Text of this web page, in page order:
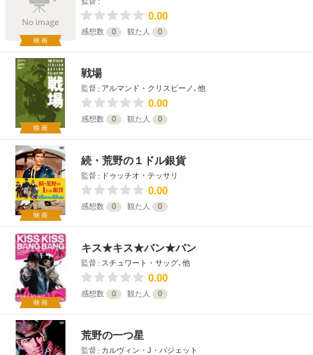
映画
0.00
感想数 0 観た人 0
映画
戦場
監督 アルマンド・クリスピーノ､他
0.00
感想数 0 観た人 0
映画
続・荒野の１ドル銀貨
監督 ドゥッチオ・テッサリ
0.00
感想数 0 観た人 0
映画
キス★キス★バン★バン
監督 スチュワート・サッグ､他
0.00
感想数 0 観た人 0
荒野の一つ星
監督 カルヴィン・J・パジェット